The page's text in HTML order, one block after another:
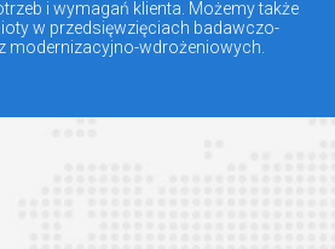
i wymagań klienta. Możemy także
w przedsięwzięciach badawczo-
modernizacyjno-wdrożeniowych.